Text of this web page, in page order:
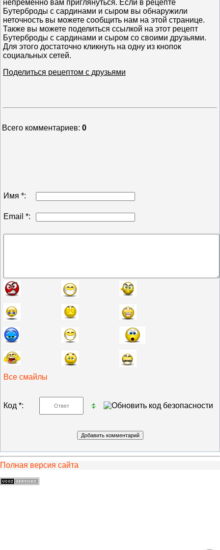
непременно вам приглянуться. Если в рецепте
Бутерброды с сардинами и сыром вы обнаружили
неточность вы можете сообщить нам на этой странице.
Также вы можете поделиться ссылкой на этот рецепт
Бутерброды с сардинами и сыром со своими друзьями.
Для этого достаточно кликнуть на одну из кнопок
социальных сетей.
Поделиться рецептом с друзьями
Всего комментариев: 0
Имя *:
Email *:
Все смайлы
Код *:
Полная версия сайта